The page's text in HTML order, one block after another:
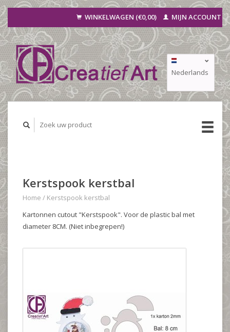
WINKELWAGEN (€0,00) MIJN ACCOUNT
Nederlands
Deutsch
Kerstspook kerstbal
Home / Kerstspook kerstbal
Kartonnen cutout "Kerstspook". Voor de plastic bal met
diameter 8CM. (Niet inbegrepen!)